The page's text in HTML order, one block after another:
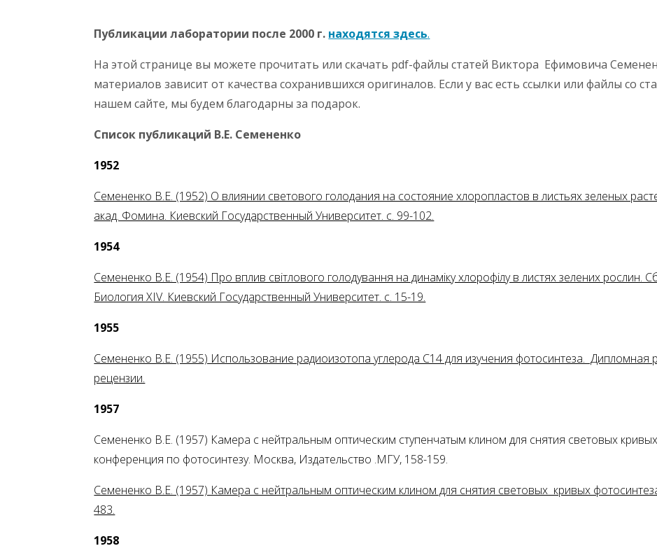
Публикации лаборатории после 2000 г. находятся здесь.
На этой странице вы можете прочитать или скачать pdf-файлы статей Виктора Ефимовича
материалов зависит от качества сохранившихся оригиналов. Если у вас есть ссылки или файлы со
нашем сайте, мы будем благодарны за подарок.
Список публикаций В.Е. Cемененко
1952
Семененко В.Е. (1952) О влиянии светового голодания на состояние хлоропластов в листьях зеленых
акад. Фомина. Киевский Государственный Университет. с. 99-102.
1954
Семененко В.Е. (1954) Про вплив свiтлового голодування на динамiку хлорофiлу в листях зелених рослин.
Биология ХIV. Киевский Государственный Университет. с. 15-19.
1955
Семененко В.Е. (1955) Использование радиоизотопа углерода C14 для изучения фотосинтеза. Дипломная
рецензии.
1957
Семененко В.Е. (1957) Камера с нейтральным оптическим ступенчатым клином для снятия световых
конференция по фотосинтезу. Москва, Издательство .МГУ, 158-159.
Семененко В.Е. (1957) Камера с нейтральным оптическим клином для снятия световых кривых
483.
1958